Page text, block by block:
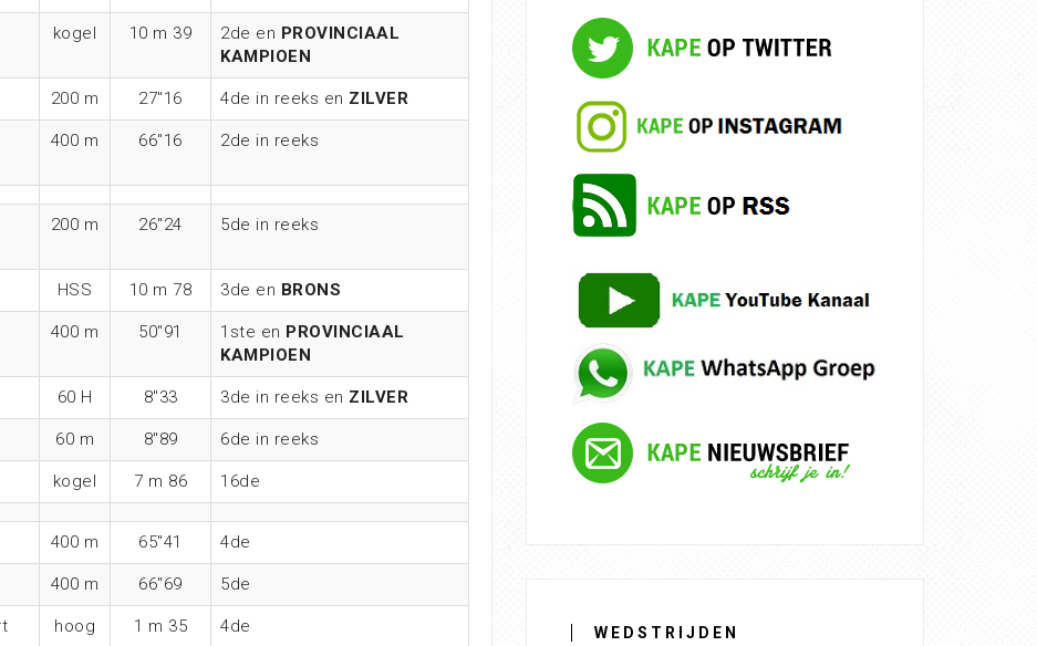
kogel 10 m 39 2de en PROVINCIAAL
KAMPIOEN
200 m 27″16 4de in reeks en ZILVER
400 m 66″16 2de in reeks
200 m 26″24 5de in reeks
HSS 10 m 78 3de en BRONS
400 m 50″91 1ste en PROVINCIAAL
KAMPIOEN
60 H 8″33 3de in reeks en ZILVER
60 m 8″89 6de in reeks
kogel 7 m 86 16de
400 m 65″41 4de
400 m 66″69 5de
hoog 1 m 35 4de WEDSTRIJDEN